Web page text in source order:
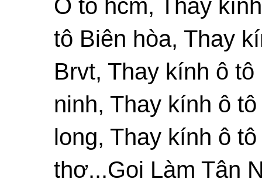
Ô tô hcm, Thay
tô Biên hòa, Thay
Brvt, Thay kính ô
ninh, Thay kính ô
long, Thay kính ô
thơ...Gọi Làm Tận